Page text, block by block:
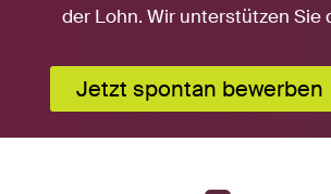
der Lohn. Wir unterstützen Sie
Jetzt spontan bewerben